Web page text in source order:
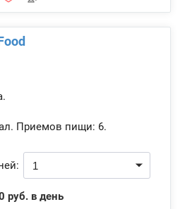
Приемов пищи: 6.
руб. в день